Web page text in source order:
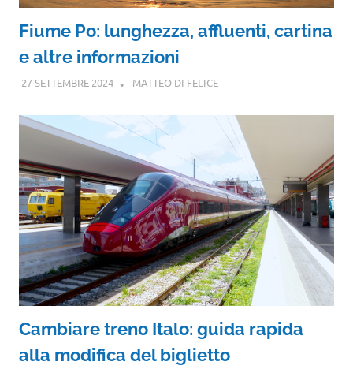
Fiume Po: lunghezza, affluenti, cartina
e altre informazioni
27 SETTEMBRE 2024 MATTEO DI FELICE
Cambiare treno Italo: guida rapida
alla modifica del biglietto